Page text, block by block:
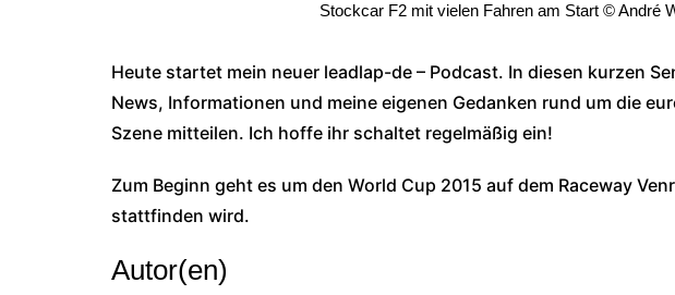
Stockcar F2 mit vielen Fahren am Start © André
Heute startet mein neuer leadlap-de – Podcast. In diesen kurzen
News, Informationen und meine eigenen Gedanken rund um die
Szene mitteilen. Ich hoffe ihr schaltet regelmäßig ein!
Zum Beginn geht es um den World Cup 2015 auf dem Raceway
stattfinden wird.
Autor(en)